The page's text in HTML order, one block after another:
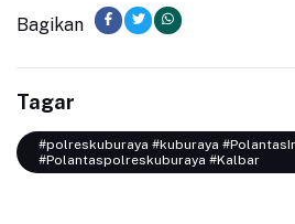
Bagikan
Tagar
#polreskuburaya #kuburaya
#Polantaspolreskuburaya #Kalbar